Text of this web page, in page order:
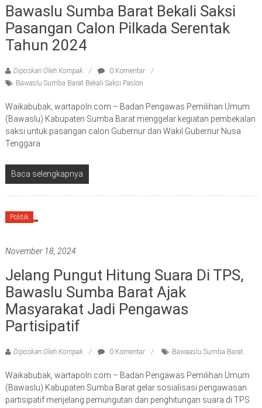
Bawaslu Sumba Barat Bekali Saksi
Pasangan Calon Pilkada Serentak
Tahun 2024
Diposkan Oleh:Kompak
0 Komentar
Bawaslu Sumba Barat Bekali Saksi Paslon
Waikabubak, wartapolri.com – Badan Pengawas Pemilihan Umum
(Bawaslu) Kabupaten Sumba Barat menggelar kegiatan pembekalan
saksi untuk pasangan calon Gubernur dan Wakil Gubernur Nusa
Tenggara
Baca selengkapnya
Politik
November 18, 2024
Jelang Pungut Hitung Suara Di TPS,
Bawaslu Sumba Barat Ajak
Masyarakat Jadi Pengawas
Partisipatif
Diposkan Oleh:Kompak 0 Komentar Bawaaslu Sumba Barat
Waikabubak, wartapolri.com – Badan Pengawas Pemilihan Umum
(Bawaslu) Kabupaten Sumba Barat gelar sosialisasi pengawasan
partisipatif menjelang pemungutan dan penghitungan suara di TPS